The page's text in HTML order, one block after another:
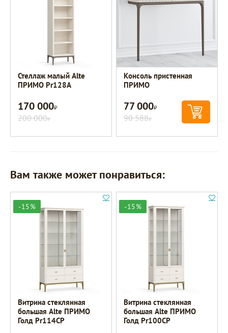
Стеллаж малый Alte
ПРИМО Pr128A
170 000Р
200 000Р
Консоль пристенная
ПРИМО
77 000Р
90 588Р
Вам также может понравиться:
-15%
Витрина стеклянная
большая Alte ПРИМО
Голд Pr114CP
-15%
Витрина стеклянная
большая Alte ПРИМО
Голд Pr100CP